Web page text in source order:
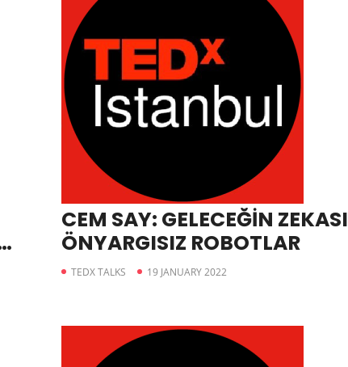
CEM SAY: GELECEĞİN ZEKASI
ÖNYARGISIZ ROBOTLAR
TEDX TALKS 19 JANUARY 2022